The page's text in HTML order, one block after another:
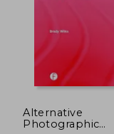
55%
dcto.
Alternative
Photographic